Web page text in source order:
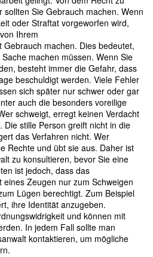
sollten Sie Gebrauch machen. Wenn
oder Straftat vorgeworfen wird,
Ihrem
machen. Dies bedeutet,
machen müssen. Wenn Sie
besteht immer die Gefahr, dass
beschuldigt werden. Viele Fehler
sich später nur schwer oder gar
auch die besonders voreilige
schweigt, erregt keinen Verdacht
stille Person greift nicht in die
das Verfahren nicht. Wer
Rechte und übt sie aus. Daher ist
zu konsultieren, bevor Sie eine
ist jedoch, dass das
Zeugen nur zum Schweigen
Lügen berechtigt. Zum Beispiel
ihre Identität anzugeben.
und können mit
In jedem Fall sollte man
kontaktieren, um mögliche